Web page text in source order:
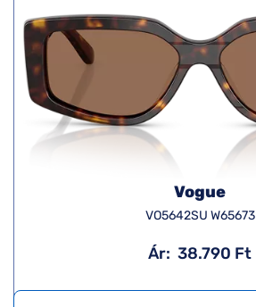
Vogue
VO5642SU W65673
Ár: 38.790 Ft